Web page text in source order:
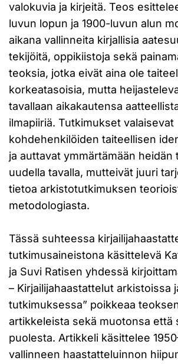
valokuvia ja kirjeitä. Teos
luvun lopun ja 1900-luvun alun
aikana vallinneita kirjallisia
tekijöitä, oppikiistoja sekä
teoksia, jotka eivät aina ole
korkeatasoisia, mutta
tavallaan aikakautensa
ilmapiiriä. Tutkimukset valaisevat
kohdehenkilöiden taiteellisen
ja auttavat ymmärtämään heidän
uudella tavalla, mutteivät juuri
tietoa arkistotutkimuksen
metodologiasta.
Tässä suhteessa
tutkimusaineistona käsittelevä
ja Suvi Ratisen yhdessä
– Kirjailijahaastattelut arkistoissa
tutkimuksessa” poikkeaa
artikkeleista sekä muotonsa että
puolesta. Artikkeli käsittelee
vallinneen haastatteluinnon